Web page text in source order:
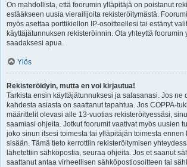
On mahdollista, että foorumin ylläpitäjä on poistanut
estääkseen uusia vierailijoita rekisteröitymästä.
myös asettaa porttikiellon IP-osoitteellesi tai estänyt
käyttäjätunnuksen rekisteröinnin. Ota yhteyttä foorumin
saadaksesi apua.
Ylös
Rekisteröidyin, mutta en voi kirjautua!
Tarkista ensin käyttäjätunnuksesi ja salasanasi. Jos ne
kahdesta asiasta on saattanut tapahtua. Jos COPPA-
määrittelit olevasi alle 13-vuotias rekisteröityessäsi,
saamiasi ohjeita. Jotkut foorumit vaativat myös uusien
joko sinun itsesi toimesta tai ylläpitäjän toimesta ennen
sisään. Tämä tieto kerrottiin rekisteröitymisen
lähetettiin sähköpostia, seuraa ohjeita. Jos et saanut
saattanut antaa virheellisen sähköpostiosoitteen tai